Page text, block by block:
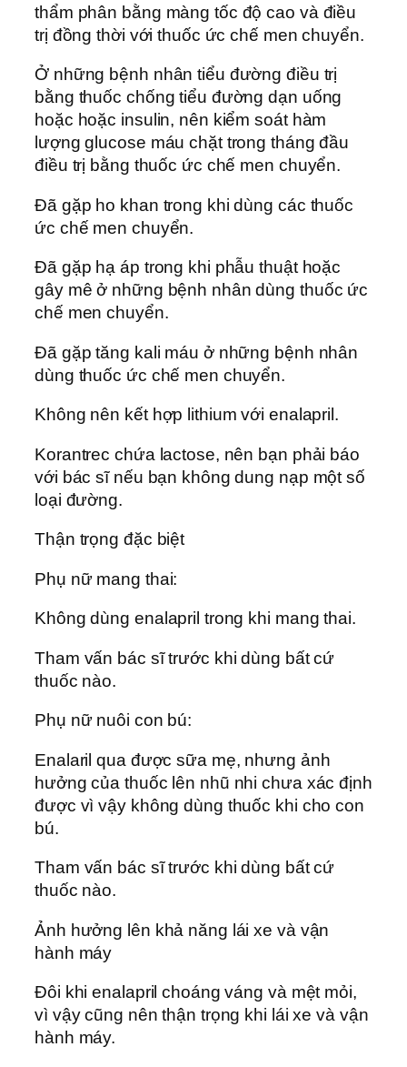
thẩm phân bằng màng tốc độ cao và điều
trị đồng thời với thuốc ức chế men chuyển.
Ở những bệnh nhân tiểu đường điều trị
bằng thuốc chống tiểu đường dạn uống
hoặc hoặc insulin, nên kiểm soát hàm
lượng glucose máu chặt trong tháng đầu
điều trị bằng thuốc ức chế men chuyển.
Đã gặp ho khan trong khi dùng các thuốc
ức chế men chuyển.
Đã gặp hạ áp trong khi phẫu thuật hoặc
gây mê ở những bệnh nhân dùng thuốc ức
chế men chuyển.
Đã gặp tăng kali máu ở những bệnh nhân
dùng thuốc ức chế men chuyển.
Không nên kết hợp lithium với enalapril.
Korantrec chứa lactose, nên bạn phải báo
với bác sĩ nếu bạn không dung nạp một số
loại đường.
Thận trọng đặc biệt
Phụ nữ mang thai:
Không dùng enalapril trong khi mang thai.
Tham vấn bác sĩ trước khi dùng bất cứ
thuốc nào.
Phụ nữ nuôi con bú:
Enalaril qua được sữa mẹ, nhưng ảnh
hưởng của thuốc lên nhũ nhi chưa xác định
được vì vậy không dùng thuốc khi cho con
bú.
Tham vấn bác sĩ trước khi dùng bất cứ
thuốc nào.
Ảnh hưởng lên khả năng lái xe và vận
hành máy
Đôi khi enalapril choáng váng và mệt mỏi,
vì vậy cũng nên thận trọng khi lái xe và vận
hành máy.